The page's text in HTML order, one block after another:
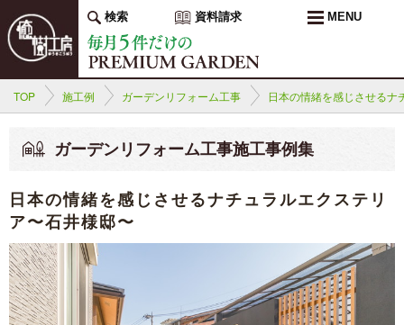
検索 資料請求 MENU
TOP 施工例 ガーデンリフォーム工事 日本の情緒を感じさせる
ガーデンリフォーム工事施工事例集
日本の情緒を感じさせるナチュラルエクステリ
ア〜石井様邸〜